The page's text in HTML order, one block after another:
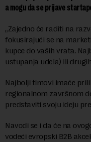
a mogu da se prijave
„Zajedno će raditi na
fokusirajući se na
kupce do vaših vrata.
ustupanja udela) ili
Najbolji timovi imaće
regionalnom završnom
predstaviti svoju ideju
Navodi se i da će na
vodeći evropski B2B